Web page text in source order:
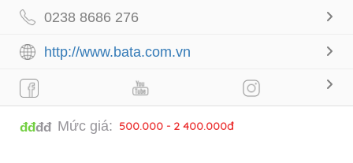
0238 8686 276
http://www.bata.com.vn
đđđđ Mức giá: 500.000 - 2 400.000đ